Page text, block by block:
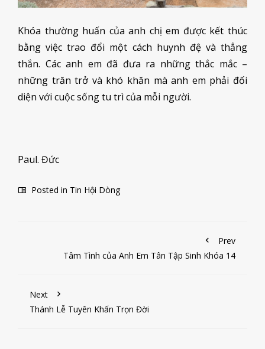
Khóa thường huấn của anh chị em được kết thúc
bằng việc trao đổi một cách huynh đệ và thẳng
thắn. Các anh em đã đưa ra những thắc mắc –
những trăn trở và khó khăn mà anh em phải đối
diện với cuộc sống tu trì của mỗi người.
Paul. Đức
Posted in Tin Hội Dòng
Prev
Tâm Tình của Anh Em Tân Tập Sinh Khóa 14
Next
Thánh Lễ Tuyên Khấn Trọn Đời